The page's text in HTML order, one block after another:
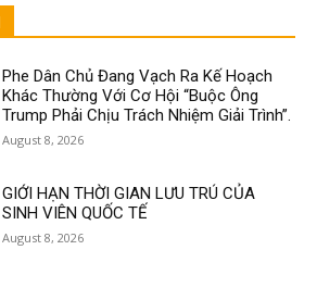
Phe Dân Chủ Đang Vạch Ra Kế Hoạch
Khác Thường Với Cơ Hội “Buộc Ông
Trump Phải Chịu Trách Nhiệm Giải Trình”.
August 8, 2026
GIỚI HẠN THỜI GIAN LƯU TRÚ CỦA
SINH VIÊN QUỐC TẾ
August 8, 2026